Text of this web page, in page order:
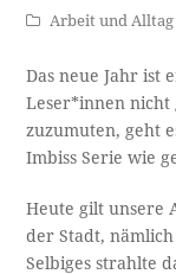
Arbeit und Alltag
Das neue Jahr ist
Leser*innen nicht
zuzumuten, geht
Imbiss Serie wie
Heute gilt unsere
der Stadt,
Selbiges strahlte